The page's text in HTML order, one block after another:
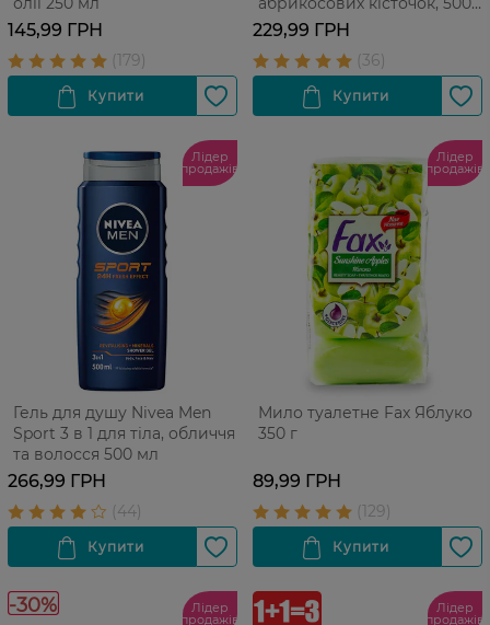
145,99 ГРН
мл
229,99 ГРН
Лідер
продажів
Гель для душу Nivea Men
Sport 3 в 1 для тіла, обличчя
та волосся 500 мл
266,99 ГРН
Лідер
продажів
Мило туалетне Fax Яблуко
350 г
89,99 ГРН
-30% Лідер
продажів
Лідер
продажів